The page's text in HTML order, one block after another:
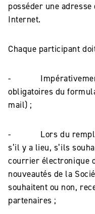
posséder une
Internet.
Chaque participant
- Impérativement
obligatoires du
mail) ;
- Lors du
s’il y a lieu, s’ils
courrier électronique
nouveautés de la
souhaitent ou non,
partenaires ;